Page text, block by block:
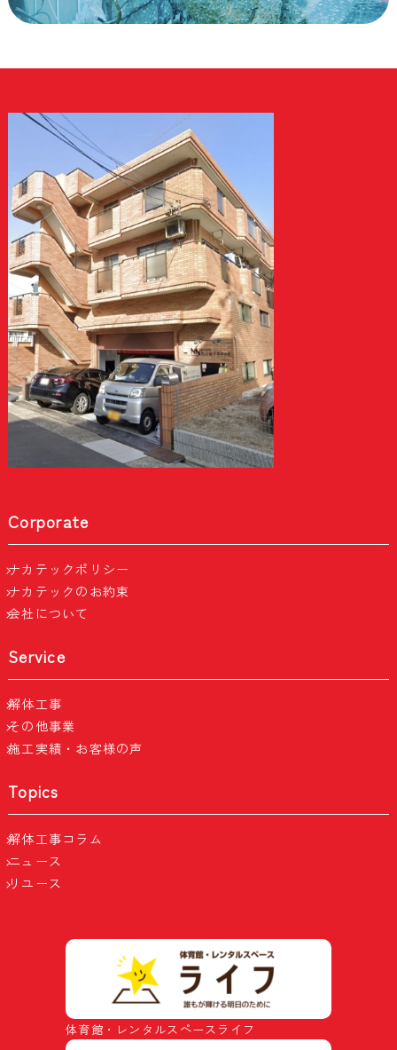
Corporate
ナカテックポリシー
ナカテックのお約束
会社について
Service
解体工事
その他事業
施工実績・お客様の声
Topics
解体工事コラム
ニュース
リユース
体育館・レンタルスペースライフ